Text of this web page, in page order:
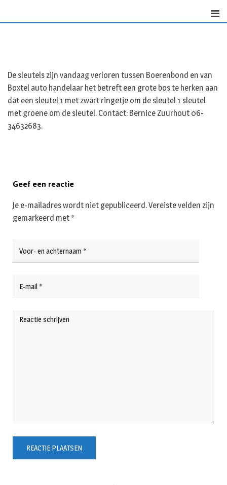
De sleutels zijn vandaag verloren tussen Boerenbond en van
Boxtel auto handelaar het betreft een grote bos te herken aan
dat een sleutel 1 met zwart ringetje om de sleutel 1 sleutel
met groene om de sleutel. Contact: Bernice Zuurhout 06-
34632683.
Geef een reactie
Je e-mailadres wordt niet gepubliceerd.Vereiste velden zijn
gemarkeerd met *